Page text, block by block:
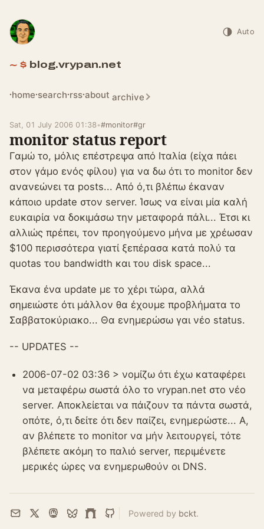
blog.vrypan.net
home search rss about archive
Auto
Sat, 01 July 2006 01:38•#monitor#gr
monitor status report
Γαμώ το, μόλις επέστρεψα από Ιταλία (είχα πάει
στον γάμο ενός φίλου) για να δω ότι το monitor δεν
ανανεώνει τα posts... Από ό,τι βλέπω έκαναν
κάποιο update στον server. Ίσως να είναι μία καλή
ευκαιρία να δοκιμάσω την μεταφορά πάλι... Έτσι κι
αλλιώς πρέπει, τον προηγούμενο μήνα με χρέωσαν
$100 περισσότερα γιατί ξεπέρασα κατά πολύ τα
quotas του bandwidth και του disk space...
Έκανα ένα update με το χέρι τώρα, αλλά
σημειώστε ότι μάλλον θα έχουμε προβλήματα το
Σαββατοκύριακο... Θα ενημερώσω γαι νέο status.
-- UPDATES --
2006-07-02 03:36 > νομίζω ότι έχω καταφέρει
να μεταφέρω σωστά όλο το vrypan.net στο νέο
server. Αποκλείεται να πάιζουν τα πάντα σωστά,
οπότε, ό,τι δείτε ότι δεν παίζει, ενημερώστε... Α,
αν βλέπετε το monitor να μήν λειτουργεί, τότε
βλέπετε ακόμη το παλιό server, περιμένετε
μερικές ώρες να ενημερωθούν οι DNS.
Email
X Mastodon
BlueskyFarcaster
GitHub
Powered by bckt.